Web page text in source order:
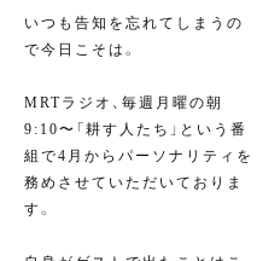
いつも告知を忘れてしまうの
で今日こそは。
MRTラジオ、毎週月曜の朝
9:10〜「耕す人たち」という番
組で4月からパーソナリティを
務めさせていただいておりま
す。